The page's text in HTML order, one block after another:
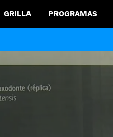
GRILLA PROGRAMAS